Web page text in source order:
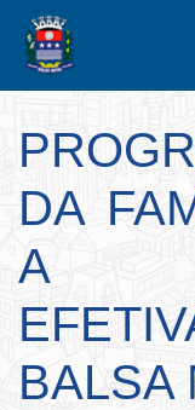
DA
A
BALSA